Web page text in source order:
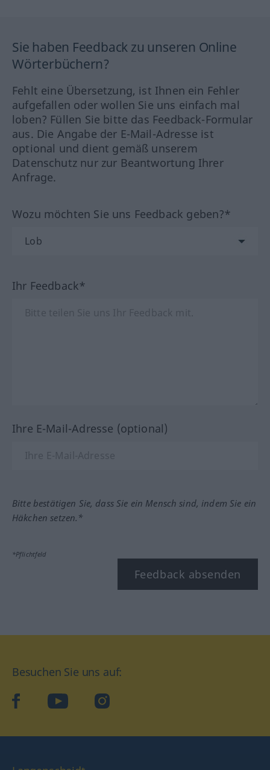
Sie haben Feedback zu unseren Online
Wörterbüchern?
Fehlt eine Übersetzung, ist Ihnen ein Fehler
aufgefallen oder wollen Sie uns einfach mal
loben? Füllen Sie bitte das Feedback-Formular
aus. Die Angabe der E-Mail-Adresse ist
optional und dient gemäß unserem
Datenschutz nur zur Beantwortung Ihrer
Anfrage.
Wozu möchten Sie uns Feedback geben?*
Ihr Feedback*
Ihre E-Mail-Adresse (optional)
Bitte bestätigen Sie, dass Sie ein Mensch sind, indem Sie ein
Häkchen setzen.*
*Pflichtfeld
Feedback absenden
Besuchen Sie uns auf:
facebook YouTube Instagram